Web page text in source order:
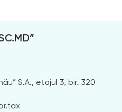
S.A., etajul 3, bir. 320